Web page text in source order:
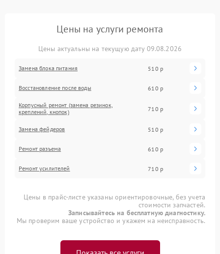
Цены на услуги ремонта
Цены актуальны на текущую дату 09.08.2026
Замена блока питания 510 р
Восстановление после воды 610 р
Корпусный ремонт (замена резинок,
креплений, кнопок)
710 р
Замена фейдеров 510 р
Ремонт разъема 610 р
Ремонт усилителей 710 р
Цены в прайс-листе указаны ориентировочные, без учета
стоимости запчастей.
Записывайтесь на бесплатную диагностику.
Мы проверим ваше устройство и укажем на неисправность.